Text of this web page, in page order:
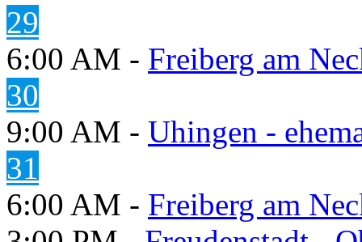
29
6:00 AM - Freiberg am
30
9:00 AM - Uhingen -
31
6:00 AM - Freiberg am